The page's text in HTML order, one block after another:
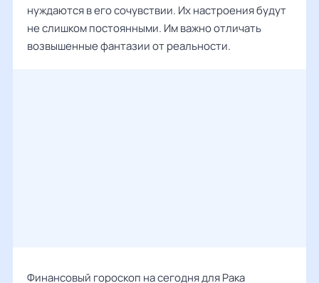
нуждаются в его сочувствии. Их настроения будут
не слишком постоянными. Им важно отличать
возвышенные фантазии от реальности.
Финансовый гороскоп на сегодня для Рака